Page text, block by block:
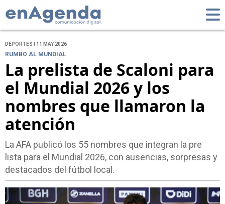
DEPORTES | 11 MAY 2026
RUMBO AL MUNDIAL
La prelista de Scaloni para
el Mundial 2026 y los
nombres que llamaron la
atención
La AFA publicó los 55 nombres que integran la pre
lista para el Mundial 2026, con ausencias, sorpresas y
destacados del fútbol local.